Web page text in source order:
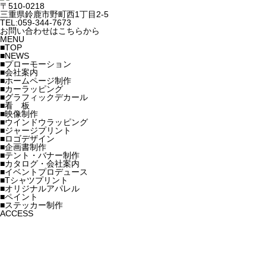
〒510-0218
三重県鈴鹿市野町西1丁目2-5
TEL:059-344-7673
お問い合わせはこちらから
MENU
■TOP
■NEWS
■プローモーション
■会社案内
■ホームページ制作
■カーラッピング
■グラフィックデカール
■看 板
■映像制作
■ウインドウラッピング
■ジャージプリント
■ロゴデザイン
■企画書制作
■テント・バナー制作
■カタログ・会社案内
■イベントプロデュース
■Tシャツプリント
■オリジナルアパレル
■ペイント
■ステッカー制作
ACCESS